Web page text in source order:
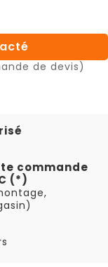
de devis)
commande
(*)